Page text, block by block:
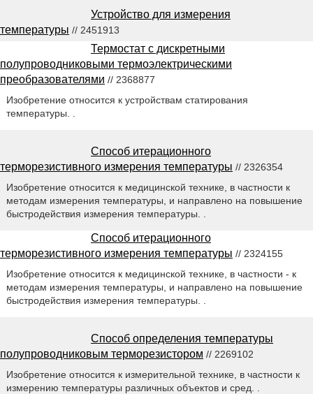
Устройство для измерения
температуры // 2451913
Термостат с дискретными
полупроводниковыми термоэлектрическими
преобразователями // 2368877
Изобретение относится к устройствам статирования
температуры. .
Способ итерационного
терморезистивного измерения температуры // 2326354
Изобретение относится к медицинской технике, в частности к
методам измерения температуры, и направлено на повышение
быстродействия измерения температуры. .
Способ итерационного
терморезистивного измерения температуры // 2324155
Изобретение относится к медицинской технике, в частности - к
методам измерения температуры, и направлено на повышение
быстродействия измерения температуры. .
Способ определения температуры
полупроводниковым терморезистором // 2269102
Изобретение относится к измерительной технике, в частности к
измерению температуры различных объектов и сред. .